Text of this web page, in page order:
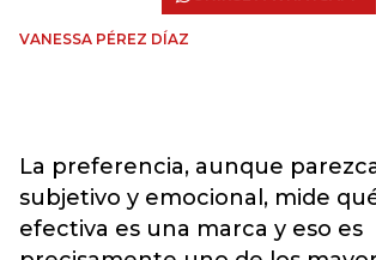
VANESSA PÉREZ DÍAZ
La preferencia, aunque
subjetivo y emocional, mide
efectiva es una marca y eso es